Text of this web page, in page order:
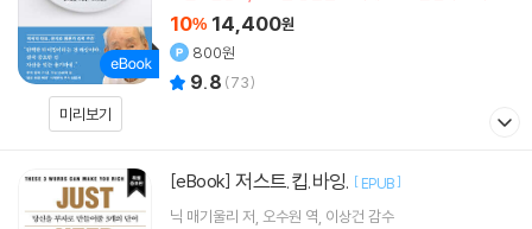
미리보기
10% 14,400원
800원
9.8 (73)
[eBook] 저스트.킵.바잉. [ EPUB]
닉 매기울리 저 오수원 역 이상건 감수